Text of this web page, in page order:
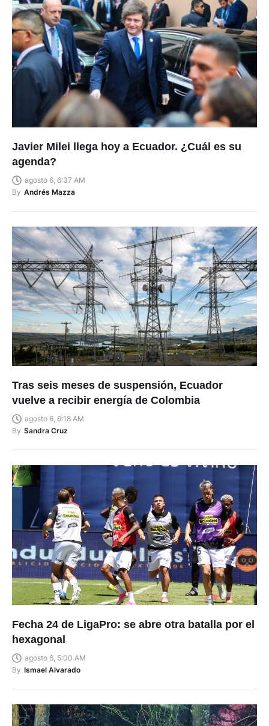
Javier Milei llega hoy a Ecuador. ¿Cuál es su
agenda?
agosto 6, 6:37 AM
By Andrés Mazza
Tras seis meses de suspensión, Ecuador
vuelve a recibir energía de Colombia
agosto 6, 6:18 AM
By Sandra Cruz
Fecha 24 de LigaPro: se abre otra batalla por el
hexagonal
agosto 6, 5:00 AM
By Ismael Alvarado